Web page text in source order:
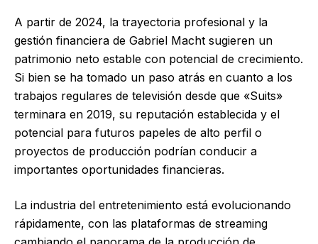
A partir de 2024, la trayectoria profesional y la
gestión financiera de Gabriel Macht sugieren un
patrimonio neto estable con potencial de crecimiento.
Si bien se ha tomado un paso atrás en cuanto a los
trabajos regulares de televisión desde que «Suits»
terminara en 2019, su reputación establecida y el
potencial para futuros papeles de alto perfil o
proyectos de producción podrían conducir a
importantes oportunidades financieras.
La industria del entretenimiento está evolucionando
rápidamente, con las plataformas de streaming